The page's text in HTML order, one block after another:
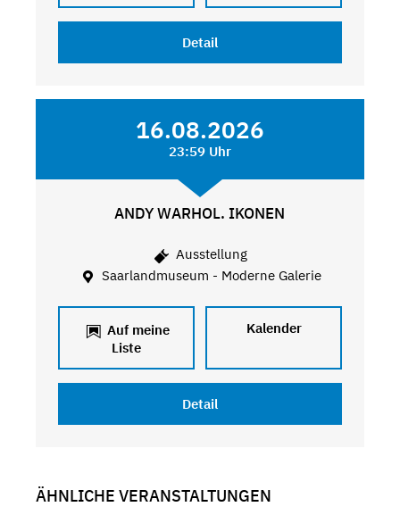
Detail
16.08.2026
23:59 Uhr
ANDY WARHOL. IKONEN
Ausstellung
Saarlandmuseum - Moderne Galerie
Auf meine
Liste
Kalender
Detail
ÄHNLICHE VERANSTALTUNGEN